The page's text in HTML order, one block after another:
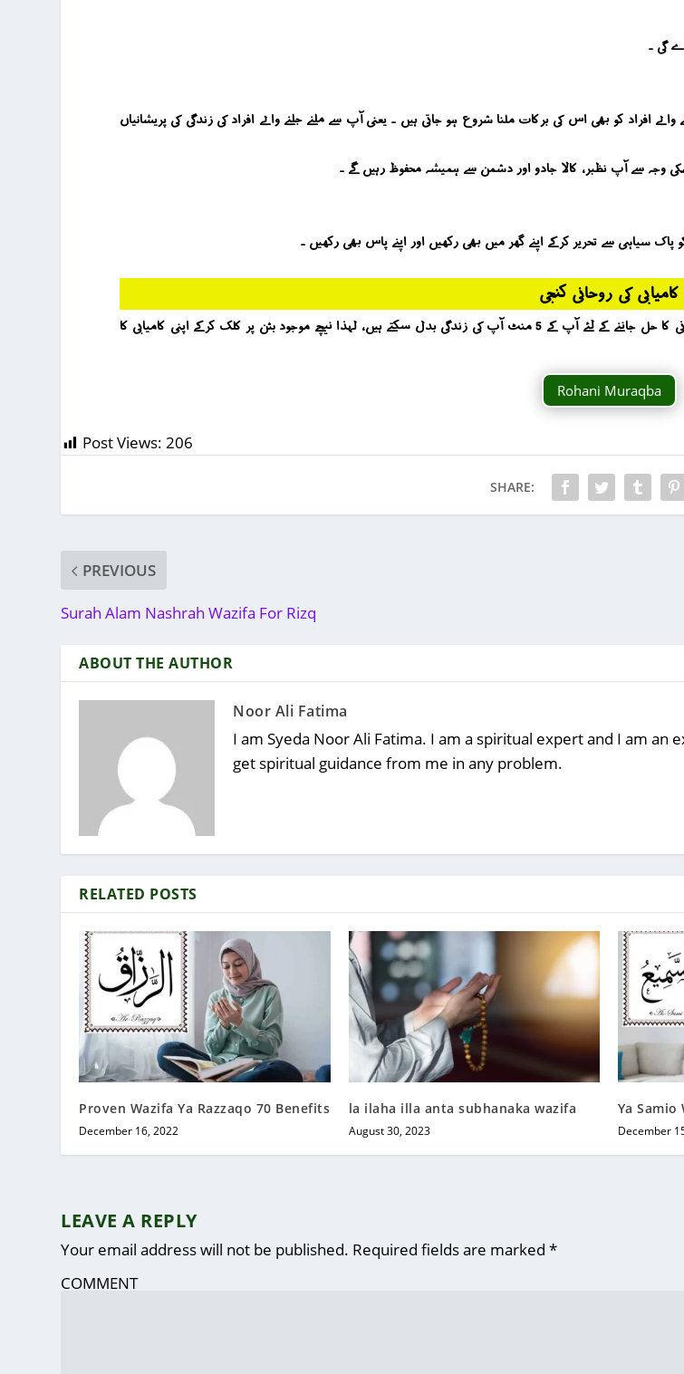
گی ۔
افراد کو بھی اس کی برکات ملنا شروع ہو جاتی ہیں ۔ یعنی آپ سے ملنے جلنے والے افراد کی زندگی کی پریشانیاں
وجہ سے آپ نظبر ، کالا جادو اور دشمن سے ہمیشہ محفوظ رہیں گے ۔
سیاہی سے تحریر کرکے اپنے گھر میں بھی رکھیں اور اپنے پاس بھی رکھیں ۔
کامیابی کی روحانی کنجی
آپ کو کامیابی کیسے حاصل ہوگی ؟ یہ بات روحانیت جانتی ہے ، اور روحانیت سے پریشانی کا حل جاننے کے لئے آپ کے 5 منٹ آپ کی زندگی بدل سکتے ہیں ، لہذا نیچے موجود بٹن پر کلک کرکے اپنی کامیابی کا
Rohani Muraqba
Post Views: 206
SHARE:
PREVIOUS
Surah Alam Nashrah Wazifa For Rizq
ABOUT THE AUTHOR
Noor Ali Fatima
I am Syeda Noor Ali Fatima. I am a spiritual expert and I am
get spiritual guidance from me in any problem.
RELATED POSTS
Proven Wazifa Ya Razzaqo 70 Benefits
December 16, 2022
la ilaha illa anta subhanaka wazifa
August 30, 2023
Ya Samio
December
LEAVE A REPLY
Your email address will not be published. Required fields are marked*
COMMENT